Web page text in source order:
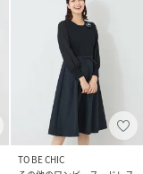
TO BE CHIC